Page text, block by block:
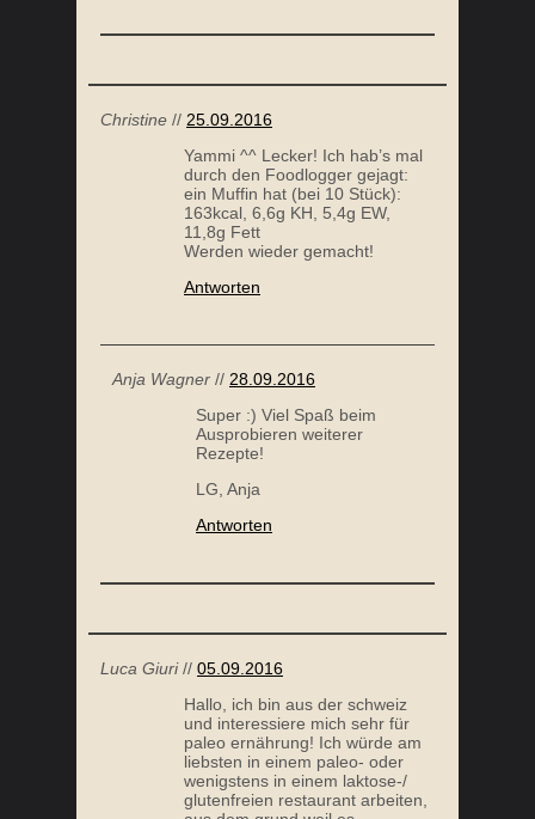
Christine // 25.09.2016
Yammi ^^ Lecker! Ich hab’s mal
durch den Foodlogger gejagt:
ein Muffin hat (bei 10 Stück):
163kcal, 6,6g KH, 5,4g EW,
11,8g Fett
Werden wieder gemacht!
Antworten
Anja Wagner // 28.09.2016
Super :) Viel Spaß beim
Ausprobieren weiterer
Rezepte!
LG, Anja
Antworten
Luca Giuri// 05.09.2016
Hallo, ich bin aus der schweiz
und interessiere mich sehr für
paleo ernährung! Ich würde am
liebsten in einem paleo- oder
wenigstens in einem laktose-/
glutenfreien restaurant arbeiten,